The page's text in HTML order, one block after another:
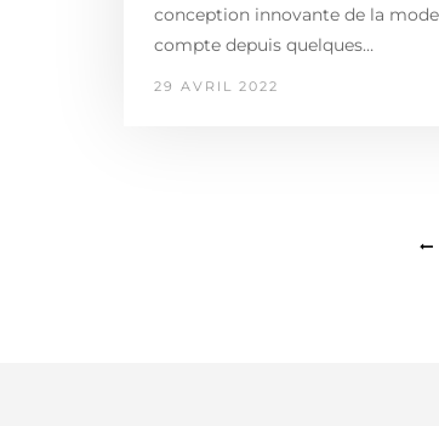
conception innovante de la
compte depuis quelques…
29 AVRIL 2022